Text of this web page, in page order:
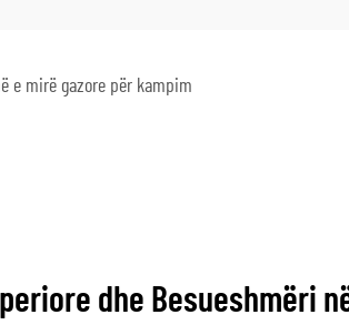
e mirë gazore për kampim
dhe Besueshmëri